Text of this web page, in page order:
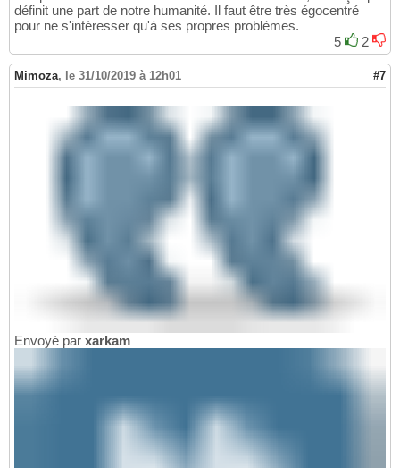
définit une part de notre humanité. Il faut être très égocentré
pour ne s'intéresser qu'à ses propres problèmes.
5
2
Mimoza, le 31/10/2019 à 12h01 #7
Envoyé par xarkam